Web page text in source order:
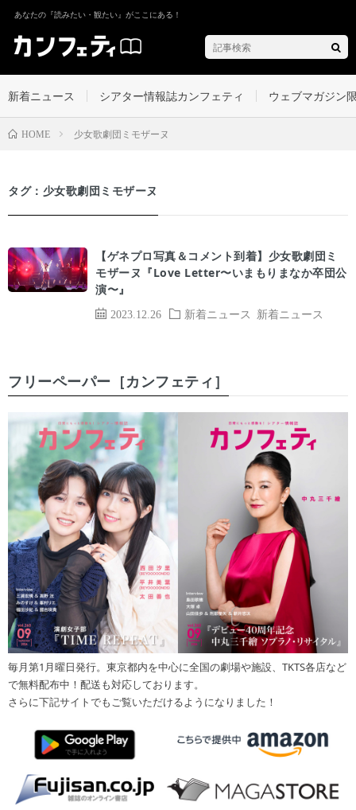
あなたの『読みたい・観たい』がここにある！
新着ニュース シアター情報誌カンフェティ ウェブマガジン
HOME 少女歌劇団ミモザーヌ
タグ：少女歌劇団ミモザーヌ
2023.12.26 新着ニュース 新着ニュース
【ゲネプロ写真＆コメント到着】少女歌劇団ミ
モザーヌ『Love Letter〜いまもりまなか卒団公
演〜』
フリーペーパー［カンフェティ］
毎月第1月曜日発行。東京都内を中心に全国の劇場や施設、TKTS各店など
で無料配布中！配送も対応しております。
さらに下記サイトでもご覧いただけるようになりました！